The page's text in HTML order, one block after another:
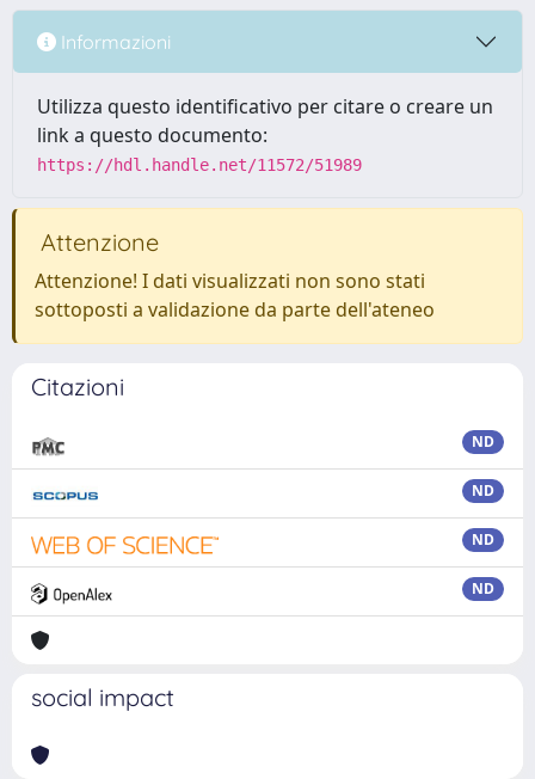
Informazioni
Utilizza questo identificativo per citare o creare un
link a questo documento:
https://hdl.handle.net/11572/51989
Attenzione
Attenzione! I dati visualizzati non sono stati
sottoposti a validazione da parte dell'ateneo
Citazioni
ND
ND
ND
ND
social impact